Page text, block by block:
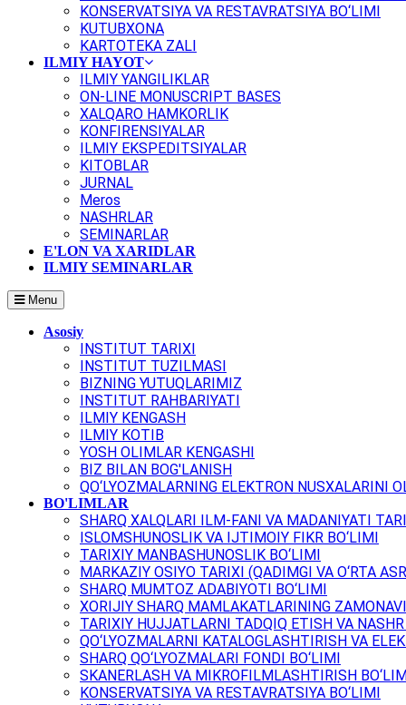
KONSERVATSIYA VA RESTAVRATSIYA BO‘LIMI
KUTUBXONA
KARTOTEKA ZALI
ILMIY HAYOT
ILMIY YANGILIKLAR
ON-LINE MONUSCRIPT BASES
XALQARO HAMKORLIK
KONFIRENSIYALAR
ILMIY EKSPEDITSIYALAR
KITOBLAR
JURNAL
Meros
NASHRLAR
SEMINARLAR
E'LON VA XARIDLAR
ILMIY SEMINARLAR
Menu
Asosiy
INSTITUT TARIXI
INSTITUT TUZILMASI
BIZNING YUTUQLARIMIZ
INSTITUT RAHBARIYATI
ILMIY KENGASH
ILMIY KOTIB
YOSH OLIMLAR KENGASHI
BIZ BILAN BOG'LANISH
QO‘LYOZMALARNING ELEKTRON NUSXALARINI
BO'LIMLAR
SHARQ XALQLARI ILM-FANI VA MADANIYATI
ISLOMSHUNOSLIK VA IJTIMOIY FIKR BO‘LIMI
TARIXIY MANBASHUNOSLIK BO‘LIMI
MARKAZIY OSIYO TARIXI (QADIMGI VA O‘RTA
SHARQ MUMTOZ ADABIYOTI BO‘LIMI
XORIJIY SHARQ MAMLAKATLARINING
TARIXIY HUJJATLARNI TADQIQ ETISH VA
QO‘LYOZMALARNI KATALOGLASHTIRISH VA
SHARQ QO‘LYOZMALARI FONDI BO‘LIMI
SKANERLASH VA MIKROFILMLASHTIRISH
KONSERVATSIYA VA RESTAVRATSIYA BO‘LIMI